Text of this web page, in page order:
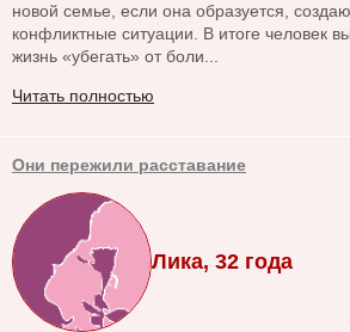
новой семье, если она образуется,
конфликтные ситуации. В итоге человек
жизнь «убегать» от боли...
Читать полностью
Они пережили расставание
Лика, 32 года